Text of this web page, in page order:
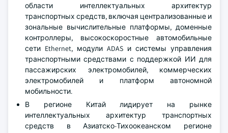
области интеллектуальных архитектур
транспортных средств, включая централизованные и
зональные вычислительные платформы, доменные
контроллеры, высокоскоростные автомобильные
сети Ethernet, модули ADAS и системы управления
транспортными средствами с поддержкой ИИ для
пассажирских электромобилей, коммерческих
электромобилей и платформ автономной
мобильности.
В регионе Китай лидирует на рынке
интеллектуальных архитектур транспортных
средств в Азиатско-Тихоокеанском регионе